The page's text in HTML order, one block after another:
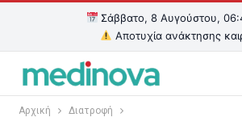
Σάββατο, 8 Αυγούστου,
Αποτυχία ανάκτησης
Αρχική Διατροφή